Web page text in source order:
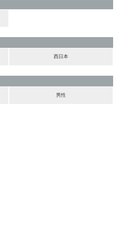
西日本
男性